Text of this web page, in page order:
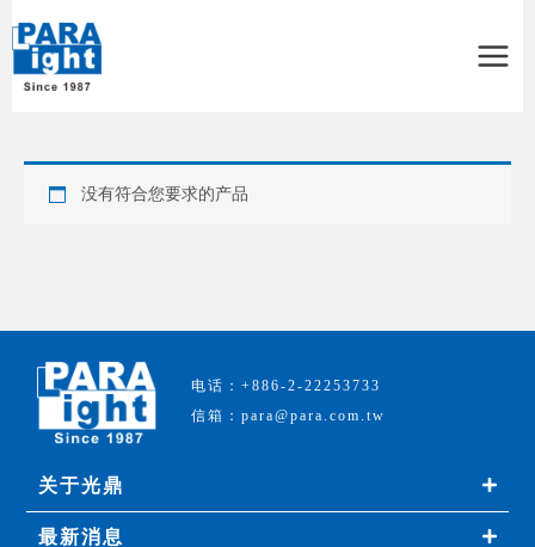
Menu
没有符合您要求的产品
电话：+886-2-22253733
信箱：para@para.com.tw
关于光鼎
最新消息